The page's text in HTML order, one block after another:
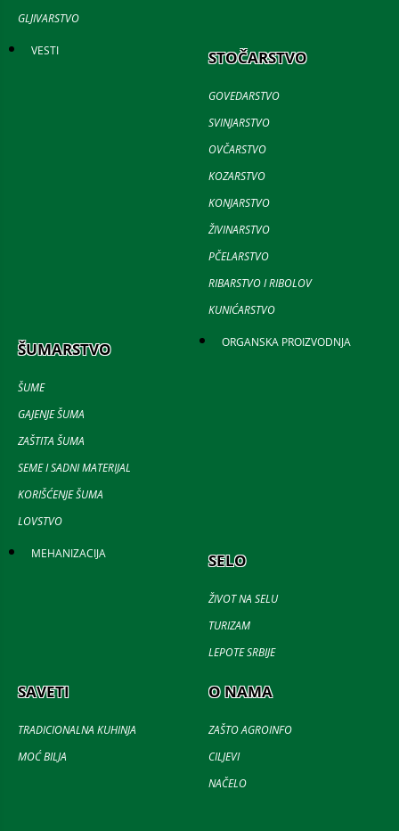
GLJIVARSTVO
VESTI STOČARSTVO
GOVEDARSTVO
SVINJARSTVO
OVČARSTVO
KOZARSTVO
KONJARSTVO
ŽIVINARSTVO
PČELARSTVO
RIBARSTVO I RIBOLOV
KUNIĆARSTVO
ŠUMARSTVO
ŠUME
GAJENJE ŠUMA
ZAŠTITA ŠUMA
SEME I SADNI MATERIJAL
KORIŠĆENJE ŠUMA
LOVSTVO
ORGANSKA PROIZVODNJA
MEHANIZACIJA SELO
ŽIVOT NA SELU
TURIZAM
LEPOTE SRBIJE
SAVETI
TRADICIONALNA KUHINJA
MOĆ BILJA
O NAMA
ZAŠTO AGROINFO
CILJEVI
NAČELO